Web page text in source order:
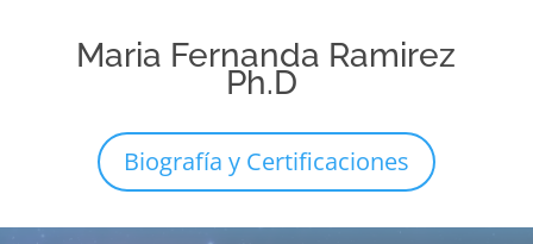
Maria Fernanda Ramirez
Ph.D
Biografía y Certificaciones